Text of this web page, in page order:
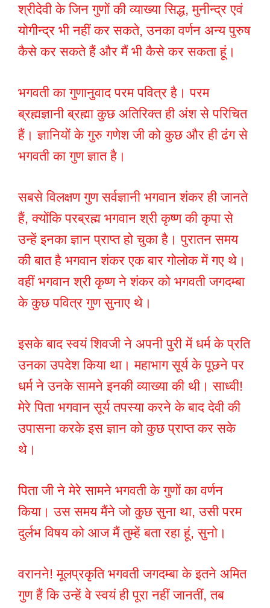
श्रीदेवी के जिन गुणों की व्याख्या सिद्ध, मुनीन्द्र एवं
योगीन्द्र भी नहीं कर सकते, उनका वर्णन अन्य पुरुष
कैसे कर सकते हैं और मैं भी कैसे कर सकता हूं।
भगवती का गुणानुवाद परम पवित्र है। परम
ब्रह्मज्ञानी ब्रह्मा कुछ अतिरिक्त ही अंश से परिचित
हैं। ज्ञानियों के गुरु गणेश जी को कुछ और ही ढंग से
भगवती का गुण ज्ञात है।
सबसे विलक्षण गुण सर्वज्ञानी भगवान शंकर ही जानते
हैं, क्योंकि परब्रह्म भगवान श्री कृष्ण की कृपा से
उन्हें इनका ज्ञान प्राप्त हो चुका है। पुरातन समय
की बात है भगवान शंकर एक बार गोलोक में गए थे।
वहीं भगवान श्री कृष्ण ने शंकर को भगवती जगदम्बा
के कुछ पवित्र गुण सुनाए थे।
इसके बाद स्वयं शिवजी ने अपनी पुरी में धर्म के प्रति
उनका उपदेश किया था। महाभाग सूर्य के पूछने पर
धर्म ने उनके सामने इनकी व्याख्या की थी। साध्वी!
मेरे पिता भगवान सूर्य तपस्या करने के बाद देवी की
उपासना करके इस ज्ञान को कुछ प्राप्त कर सके
थे।
पिता जी ने मेरे सामने भगवती के गुणों का वर्णन
किया। उस समय मैंने जो कुछ सुना था, उसी परम
दुर्लभ विषय को आज मैं तुम्हें बता रहा हूं, सुनो।
वरानने! मूलप्रकृति भगवती जगदम्बा के इतने अमित
गुण हैं कि उन्हें वे स्वयं ही पूरा नहीं जानतीं, तब